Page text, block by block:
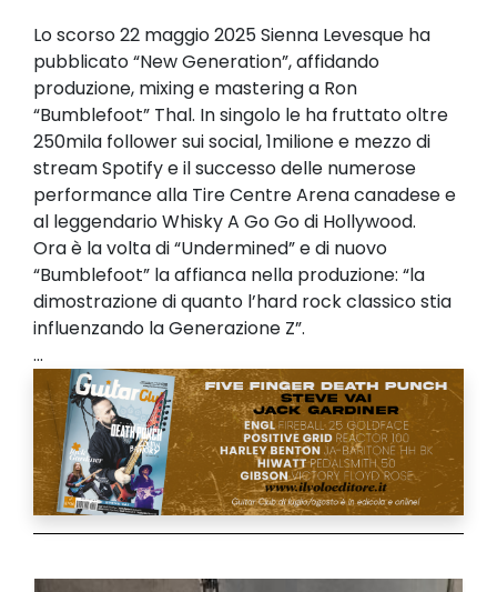
Lo scorso 22 maggio 2025 Sienna Levesque ha
pubblicato “New Generation”, affidando
produzione, mixing e mastering a Ron
“Bumblefoot” Thal. In singolo le ha fruttato oltre
250mila follower sui social, 1milione e mezzo di
stream Spotify e il successo delle numerose
performance alla Tire Centre Arena canadese e
al leggendario Whisky A Go Go di Hollywood.
Ora è la volta di “Undermined” e di nuovo
“Bumblefoot” la affianca nella produzione: “la
dimostrazione di quanto l’hard rock classico stia
influenzando la Generazione Z”.
...